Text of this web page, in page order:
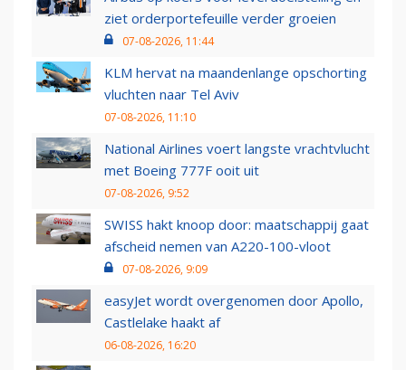
ziet orderportefeuille verder groeien
07-08-2026, 11:44
KLM hervat na maandenlange opschorting
vluchten naar Tel Aviv
07-08-2026, 11:10
National Airlines voert langste vrachtvlucht
met Boeing 777F ooit uit
07-08-2026, 9:52
SWISS hakt knoop door: maatschappij gaat
afscheid nemen van A220-100-vloot
07-08-2026, 9:09
easyJet wordt overgenomen door Apollo,
Castlelake haakt af
06-08-2026, 16:20